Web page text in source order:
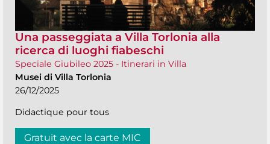
Una passeggiata a Villa Torlonia alla
ricerca di luoghi fiabeschi
Speciale Giubileo 2025 - Itinerari in Villa
Musei di Villa Torlonia
26/12/2025
Didactique pour tous
Gratuit avec la carte MIC